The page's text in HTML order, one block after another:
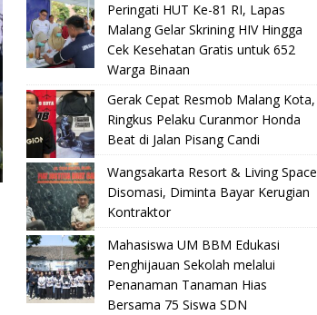
Peringati HUT Ke-81 RI, Lapas
Malang Gelar Skrining HIV Hingga
Cek Kesehatan Gratis untuk 652
Warga Binaan
Gerak Cepat Resmob Malang Kota,
Ringkus Pelaku Curanmor Honda
Beat di Jalan Pisang Candi
Wangsakarta Resort & Living Space
Disomasi, Diminta Bayar Kerugian
Kontraktor
Mahasiswa UM BBM Edukasi
Penghijauan Sekolah melalui
Penanaman Tanaman Hias
Bersama 75 Siswa SDN